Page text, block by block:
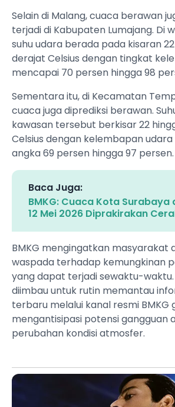
Selain di Malang, cuaca berawan
terjadi di Kabupaten Lumajang. Di
suhu udara berada pada kisaran
derajat Celsius dengan tingkat
mencapai 70 persen hingga 98
Sementara itu, di Kecamatan
cuaca juga diprediksi berawan.
kawasan tersebut berkisar 22
Celsius dengan kelembapan
angka 69 persen hingga 97 persen.
Baca Juga:
BMKG: Cuaca Kota Surabaya
12 Mei 2026 Diprakirakan
BMKG mengingatkan masyarakat
waspada terhadap kemungkinan
yang dapat terjadi sewaktu-
diimbau untuk rutin memantau
terbaru melalui kanal resmi BMKG
mengantisipasi potensi gangguan
perubahan kondisi atmosfer.